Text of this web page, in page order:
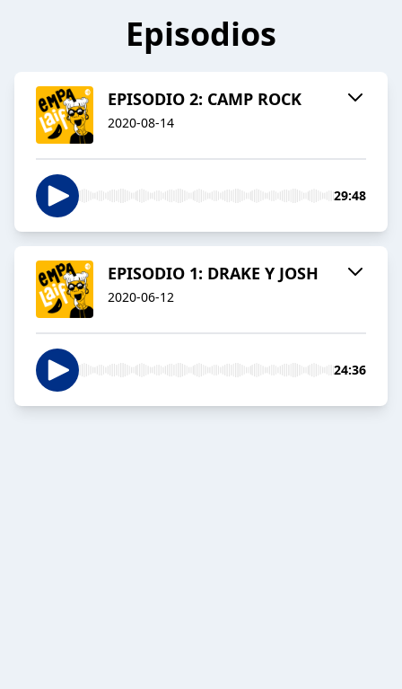
Episodios
EPISODIO 2: CAMP ROCK
2020-08-14
29:48
EPISODIO 1: DRAKE Y JOSH
2020-06-12
24:36